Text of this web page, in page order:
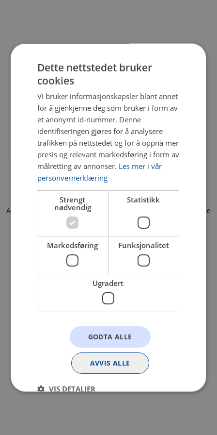
Application error: a client-side exception has occurred (see the
browser console for more information).
Dette nettstedet bruker
cookies
Vi bruker informasjonskapsler blant annet
for å gjenkjenne deg som bruker i form av
et anonymt id-nummer. Denne
identifiseringen gjøres for å analysere
trafikken på nettstedet og for å oppnå mer
presis og relevant markedsføring i form av
målretting av annonser. Les mer i vår
personvernerklæring
Strengt
nødvendig
Statistikk
Markedsføring Funksjonalitet
Ugradert
GODTA ALLE
AVVIS ALLE
VIS DETALJER